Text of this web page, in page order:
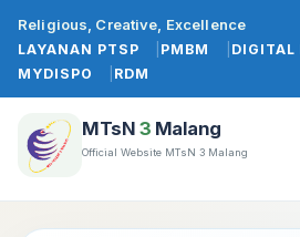
konten
Religious, Creative, Excellence
LAYANAN PTSP PMBM
DIGITAL
MYDISPO
RDM
MTsN 3 Malang
Official Website MTsN 3 Malang